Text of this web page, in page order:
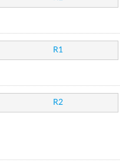
R1
R2